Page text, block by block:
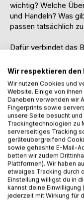
wichtig? Welche
und Handeln? Was
passen tatsächlich
Dafür verbindet das
Wissen mit 25
Selbstreflexion. Die
führen dich Schritt
deiner
Glaubenssätzen über
Gewohnheiten,
DAS ERWARTET
- psychologisches
erklärt
- 25 Übungen zum
- ausreichend Platz
Erkenntnisse
- aufeinander
Wir respektieren den
Wir nutzen Cookies und
Website. Einige von
Daneben verwenden wir
Fingerprints sowie
unsere Seite besucht
Trackingtechnologien zu
serverseitiges Tracking
geräteübergreifend
sowie gehashte E-Mail-
betten wir zudem
Plattformen). Wir haben
etwaiges Tracking durch
Einstellung willigst du in
kannst deine Einwilligung
jederzeit mit Wirkung für